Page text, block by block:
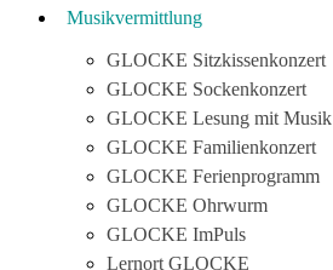
Musikvermittlung
GLOCKE Sitzkissenkonzert
GLOCKE Sockenkonzert
GLOCKE Lesung mit Musik
GLOCKE Familienkonzert
GLOCKE Ferienprogramm
GLOCKE Ohrwurm
GLOCKE ImPuls
Lernort GLOCKE